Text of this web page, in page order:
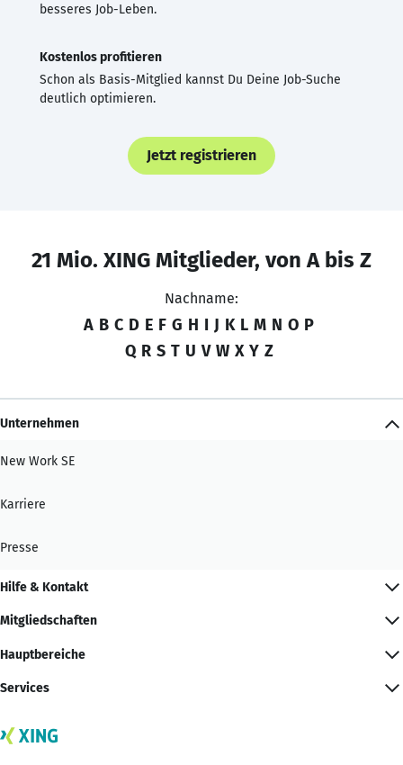
besseres Job-Leben.
Kostenlos profitieren
Schon als Basis-Mitglied kannst Du Deine Job-Suche
deutlich optimieren.
Jetzt registrieren
21 Mio. XING Mitglieder, von A bis Z
Nachname:
A B C D E F G H I J K L M N O P
Q R S T U V W X Y Z
Unternehmen
New Work SE
Karriere
Presse
Hilfe & Kontakt
Mitgliedschaften
Hauptbereiche
Services